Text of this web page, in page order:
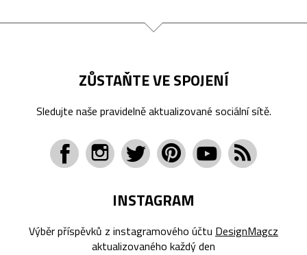
ZŮSTAŇTE VE SPOJENÍ
Sledujte naše pravidelně aktualizované sociální sítě.
INSTAGRAM
Výběr příspěvků z instagramového účtu DesignMagcz
aktualizovaného každý den